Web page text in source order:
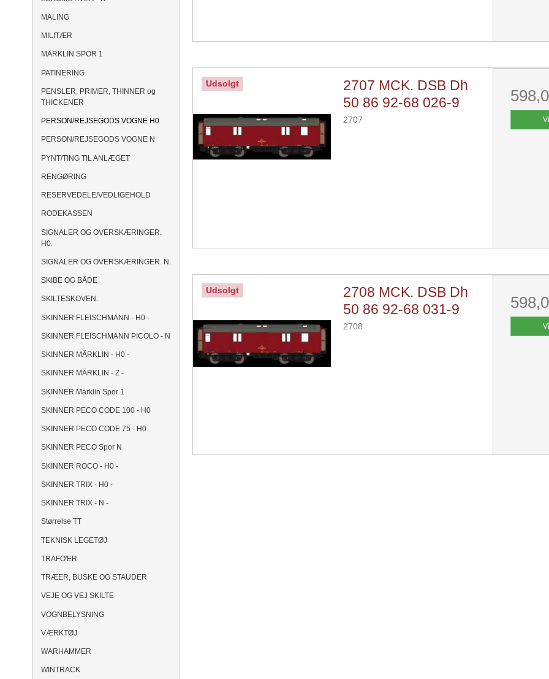
MALING
MILITÆR
MÄRKLIN SPOR 1
PATINERING
PENSLER, PRIMER, THINNER og
THICKENER
PERSON/REJSEGODS VOGNE H0
PERSON/REJSEGODS VOGNE N
PYNT/TING TIL ANLÆGET
RENGØRING
RESERVEDELE/VEDLIGEHOLD
RODEKASSEN
SIGNALER OG OVERSKÆRINGER.
H0.
SIGNALER OG OVERSKÆRINGER. N.
SKIBE OG BÅDE
SKILTESKOVEN.
SKINNER FLEISCHMANN - H0 -
SKINNER FLEISCHMANN PICOLO - N
SKINNER MÄRKLIN - H0 -
SKINNER MÄRKLIN - Z -
SKINNER Märklin Spor 1
SKINNER PECO CODE 100 - H0
SKINNER PECO CODE 75 - H0
SKINNER PECO Spor N
SKINNER ROCO - H0 -
SKINNER TRIX - H0 -
SKINNER TRIX - N -
Størrelse TT
TEKNISK LEGETØJ
TRAFO'ER
TRÆER, BUSKE OG STAUDER
VEJE OG VEJ SKILTE
VOGNBELYSNING
VÆRKTØJ
WARHAMMER
WINTRACK
Udsolgt
2707 MCK. DSB Dh
50 86 92-68 026-9
2707
Udsolgt
2708 MCK. DSB Dh
50 86 92-68 031-9
2708